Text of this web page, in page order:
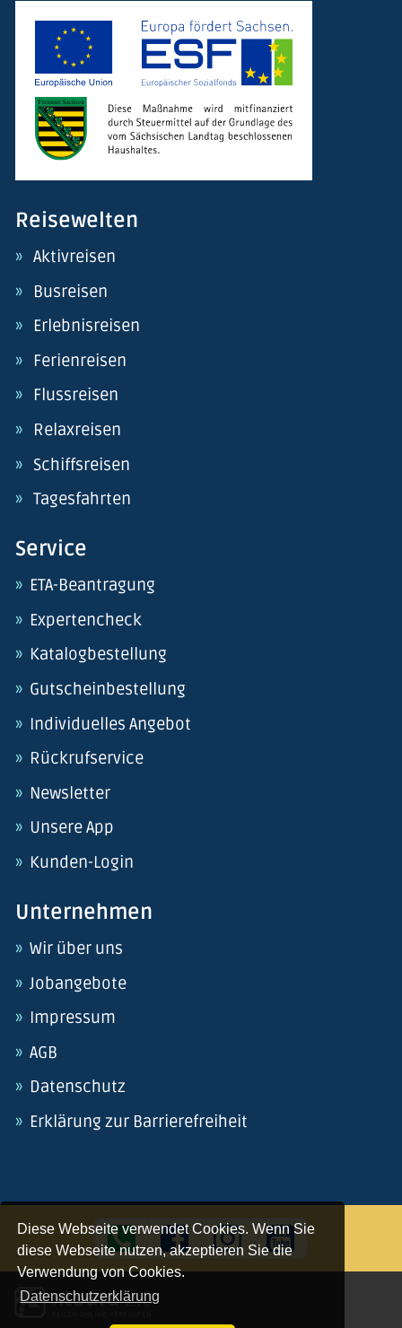
Diese Webseite verwendet Cookies. Wenn Sie
diese Webseite nutzen, akzeptieren Sie die
Verwendung von Cookies.
Datenschutzerklärung
Reisewelten
Aktivreisen
Busreisen
Erlebnisreisen
Ferienreisen
Flussreisen
Relaxreisen
Schiffsreisen
Tagesfahrten
Service
ETA-Beantragung
Expertencheck
Katalogbestellung
Gutscheinbestellung
Individuelles Angebot
Rückrufservice
Newsletter
Unsere App
Kunden-Login
Unternehmen
Wir über uns
Jobangebote
Impressum
AGB
Datenschutz
Erklärung zur Barrierefreiheit